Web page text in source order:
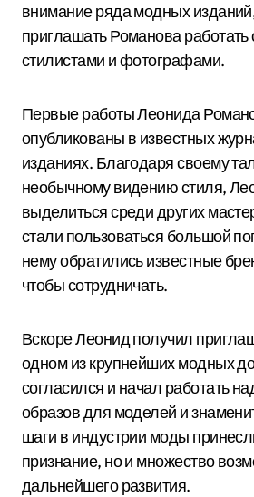
внимание ряда модных
приглашать Романова работать
стилистами и фотографами.
Первые работы Леонида
опубликованы в известных
изданиях. Благодаря своему
необычному видению стиля,
выделиться среди других
стали пользоваться большой
нему обратились известные
чтобы сотрудничать.
Вскоре Леонид получил
одном из крупнейших модных
согласился и начал работать
образов для моделей и
шаги в индустрии моды
признание, но и множество
дальнейшего развития.